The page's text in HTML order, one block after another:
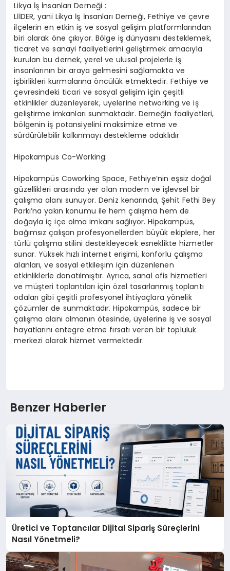
Likya İş İnsanları Derneği :
LİİDER, yani Likya İş İnsanları Derneği, Fethiye ve çevre
ilçelerin en etkin iş ve sosyal gelişim platformlarından
biri olarak öne çıkıyor. Bölge iş dünyasını desteklemek,
ticaret ve sanayi faaliyetlerini geliştirmek amacıyla
kurulan bu dernek, yerel ve ulusal projelerle iş
insanlarının bir araya gelmesini sağlamakta ve
işbirlikleri kurmalarına öncülük etmektedir. Fethiye ve
çevresindeki ticari ve sosyal gelişim için çeşitli
etkinlikler düzenleyerek, üyelerine networking ve iş
geliştirme imkanları sunmaktadır. Derneğin faaliyetleri,
bölgenin iş potansiyelini maksimize etme ve
sürdürülebilir kalkınmayı destekleme odaklıdır
Hipokampus Co-Working:
Hipokampüs Coworking Space, Fethiye’nin eşsiz doğal
güzellikleri arasında yer alan modern ve işlevsel bir
çalışma alanı sunuyor. Deniz kenarında, Şehit Fethi Bey
Parkı’na yakın konumu ile hem çalışma hem de
doğayla iç içe olma imkanı sağlıyor. Hipokampüs,
bağımsız çalışan profesyonellerden büyük ekiplere, her
türlü çalışma stilini destekleyecek esneklikte hizmetler
sunar. Yüksek hızlı internet erişimi, konforlu çalışma
alanları, ve sosyal etkileşim için düzenlenen
etkinliklerle donatılmıştır. Ayrıca, sanal ofis hizmetleri
ve müşteri toplantıları için özel tasarlanmış toplantı
odaları gibi çeşitli profesyonel ihtiyaçlara yönelik
çözümler de sunmaktadır. Hipokampüs, sadece bir
çalışma alanı olmanın ötesinde, üyelerine iş ve sosyal
hayatlarını entegre etme fırsatı veren bir topluluk
merkezi olarak hizmet vermektedir.
Benzer Haberler
Üretici ve Toptancılar Dijital Sipariş Süreçlerini
Nasıl Yönetmeli?